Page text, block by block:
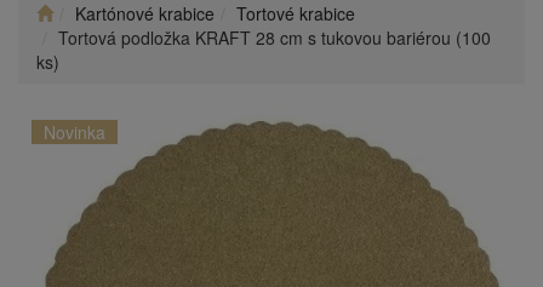
Kartónové krabice
Tortové krabice
Tortová podložka KRAFT 28 cm s tukovou bariérou (100
ks)
Novinka